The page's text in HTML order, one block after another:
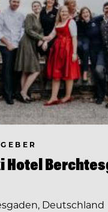
Hotel
Deutschland